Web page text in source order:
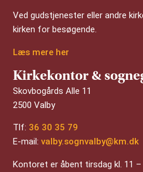
Ved gudstjenester eller andre
kirken for besøgende.
Læs mere her
Kirkekontor &
Skovbogårds Alle 11
2500 Valby
Tlf: 36 30 35 79
E-mail:valby.sognvalby@km.dk
Kontoret er åbent tirsdag kl. 11 –